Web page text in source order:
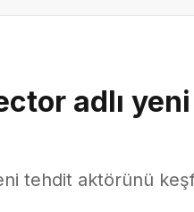
adlı
tehdit aktörünü